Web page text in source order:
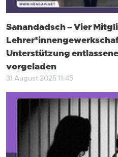
Sanandadsch – Vier
Unterstützung
vorgeladen
31 August 2025 11:45